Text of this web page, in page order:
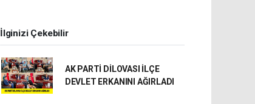
İlginizi Çekebilir
AK PARTİ DİLOVASI İLÇE
DEVLET ERKANINI AĞIRLADI